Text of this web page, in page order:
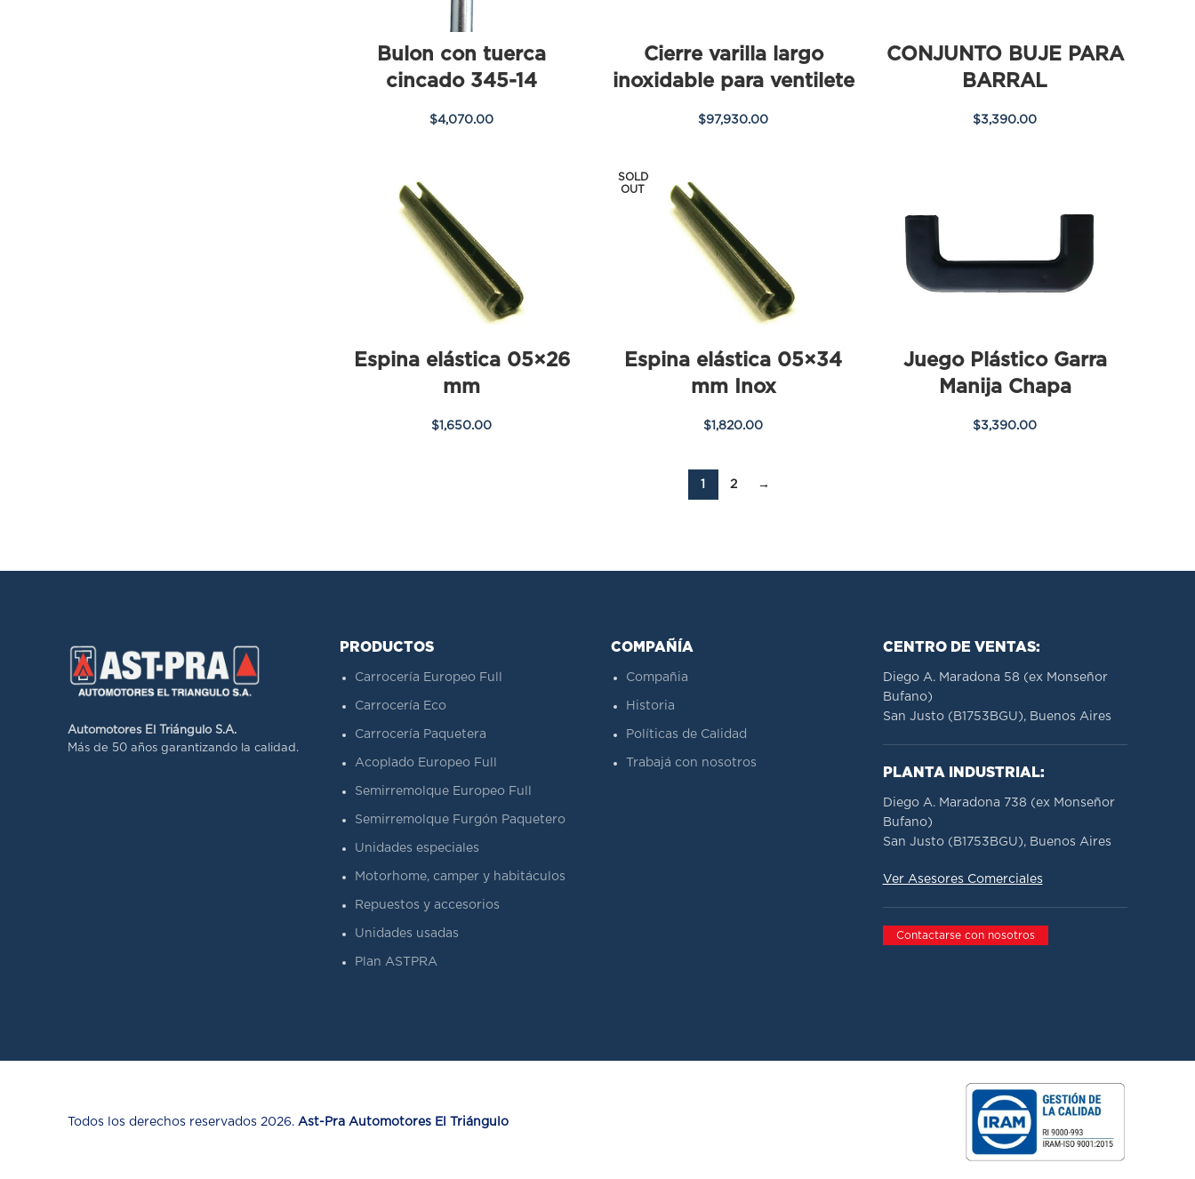
Bulon con tuerca
cincado 345-14
$4,070.00
Cierre varilla largo
inoxidable para ventilete
$97,930.00
CONJUNTO BUJE PARA
BARRAL
$3,390.00
Espina elástica 05×26
mm
$1,650.00
SOLD
OUT
Espina elástica 05×34
mm Inox
$1,820.00
Juego Plástico Garra
Manija Chapa
$3,390.00
1 2 →
Automotores El Triángulo S.A.
Más de 50 años garantizando la calidad.
PRODUCTOS
Carrocería Europeo Full
Carrocería Eco
Carrocería Paquetera
Acoplado Europeo Full
Semirremolque Europeo Full
Semirremolque Furgón Paquetero
Unidades especiales
Motorhome, camper y habitáculos
Repuestos y accesorios
Unidades usadas
Plan ASTPRA
COMPAÑÍA
Compañia
Historia
Políticas de Calidad
Trabajá con nosotros
CENTRO DE VENTAS:
Diego A. Maradona 58 (ex Monseñor
Bufano)
San Justo (B1753BGU), Buenos Aires
PLANTA INDUSTRIAL:
Diego A. Maradona 738 (ex Monseñor
Bufano)
San Justo (B1753BGU), Buenos Aires
Ver Asesores Comerciales
Contactarse con nosotros
Todos los derechos reservados 2026. Ast-Pra Automotores El Triángulo